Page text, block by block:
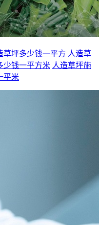
草坪多少钱一平方 人造草
少钱一平方米 人造草坪施
平米